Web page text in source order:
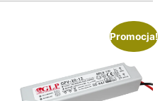
Promocja!